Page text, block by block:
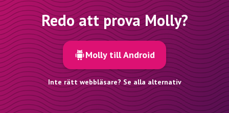
Redo att prova Molly?
Molly till Android
Inte rätt webbläsare? Se alla alternativ